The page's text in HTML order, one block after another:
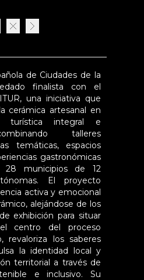
de Ciudades de la
finalista con el
una iniciativa que
cerámica artesanal en
turística integral e
talleres
temáticas, espacios
gastronómicas
28 municipios de 12
El proyecto
activa y emocional
alejándose de los
exhibición para situar
centro del proceso
revaloriza los saberes
la identidad local y
territorial a través de
e inclusivo. Su